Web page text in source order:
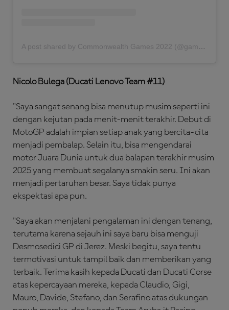
A post shared by Commonwealth Games 2022 (@gamescommonwealth)
Nicolo Bulega (Ducati Lenovo Team #11)
"Saya sangat senang bisa menutup musim seperti ini
dengan kejutan pada menit-menit terakhir. Debut di
MotoGP adalah impian setiap anak yang bercita-cita
menjadi pembalap. Selain itu, bisa mengendarai
motor Juara Dunia untuk dua balapan terakhir musim
2025 yang membuat segalanya smakin seru. Ini akan
menjadi pertaruhan besar. Saya tidak punya
ekspektasi apa pun.
"Saya akan menjalani pengalaman ini dengan tenang,
terutama karena sejauh ini saya baru bisa menguji
Desmosedici GP di Jerez. Meski begitu, saya tentu
termotivasi untuk tampil baik dan memberikan yang
terbaik. Terima kasih kepada Ducati dan Ducati Corse
atas kepercayaan mereka, kepada Claudio, Gigi,
Mauro, Davide, Stefano, dan Serafino atas dukungan